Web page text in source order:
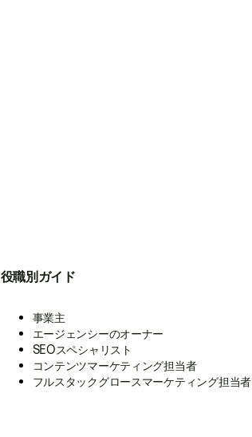
役職別ガイド
事業主
エージェンシーのオーナー
SEOスペシャリスト
コンテンツマーケティング担当者
フルスタックグロースマーケティング担当者